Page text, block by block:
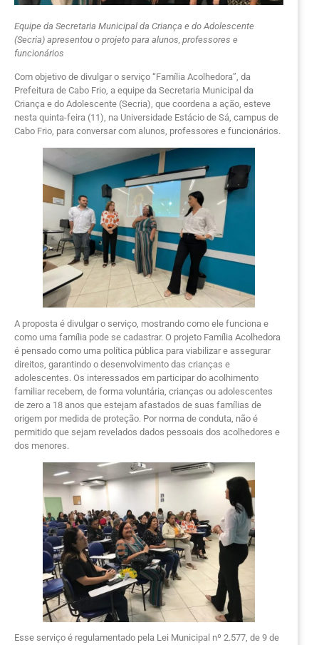
Equipe da Secretaria Municipal da Criança e do Adolescente
(Secria) apresentou o projeto para alunos, professores e
funcionários
Com objetivo de divulgar o serviço “Família Acolhedora”, da
Prefeitura de Cabo Frio, a equipe da Secretaria Municipal da
Criança e do Adolescente (Secria), que coordena a ação, esteve
nesta quinta-feira (11), na Universidade Estácio de Sá, campus de
Cabo Frio, para conversar com alunos, professores e funcionários.
A proposta é divulgar o serviço, mostrando como ele funciona e
como uma família pode se cadastrar. O projeto Família Acolhedora
é pensado como uma política pública para viabilizar e assegurar
direitos, garantindo o desenvolvimento das crianças e
adolescentes. Os interessados em participar do acolhimento
familiar recebem, de forma voluntária, crianças ou adolescentes
de zero a 18 anos que estejam afastados de suas famílias de
origem por medida de proteção. Por norma de conduta, não é
permitido que sejam revelados dados pessoais dos acolhedores e
dos menores.
Esse serviço é regulamentado pela Lei Municipal nº 2.577, de 9 de